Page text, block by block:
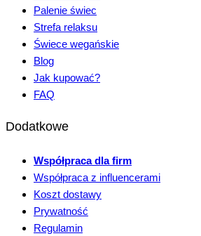
Palenie świec
Strefa relaksu
Świece wegańskie
Blog
Jak kupować?
FAQ
Dodatkowe
Współpraca dla firm
Współpraca z influencerami
Koszt dostawy
Prywatność
Regulamin